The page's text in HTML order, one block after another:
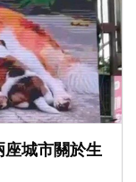
城市關於生